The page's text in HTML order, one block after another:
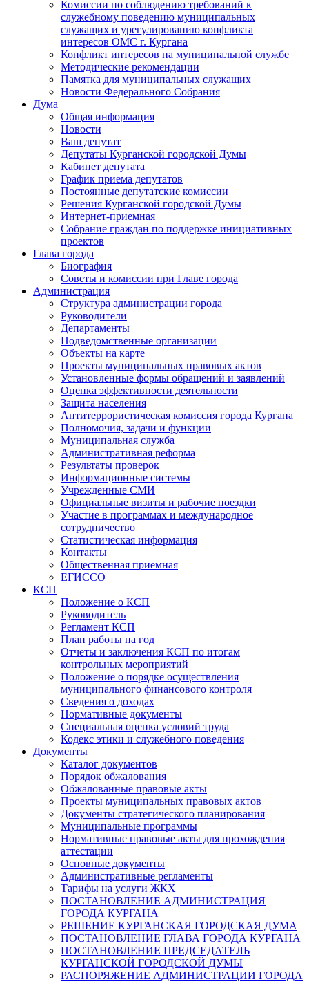
Комиссии по соблюдению требований к
служебному поведению муниципальных
служащих и урегулированию конфликта
интересов ОМС г. Кургана
Конфликт интересов на муниципальной службе
Методические рекомендации
Памятка для муниципальных служащих
Новости Федерального Cобрания
Дума
Общая информация
Новости
Ваш депутат
Депутаты Курганской городской Думы
Кабинет депутата
График приема депутатов
Постоянные депутатские комиссии
Решения Курганской городской Думы
Интернет-приемная
Собрание граждан по поддержке инициативных
проектов
Глава города
Биография
Советы и комиссии при Главе города
Администрация
Структура администрации города
Руководители
Департаменты
Подведомственные организации
Объекты на карте
Проекты муниципальных правовых актов
Установленные формы обращений и заявлений
Оценка эффективности деятельности
Защита населения
Антитеррористическая комиссия города Кургана
Полномочия, задачи и функции
Муниципальная служба
Административная реформа
Результаты проверок
Информационные системы
Учрежденные СМИ
Официальные визиты и рабочие поездки
Участие в программах и международное
сотрудничество
Статистическая информация
Контакты
Общественная приемная
ЕГИССО
КСП
Положение о КСП
Руководитель
Регламент КСП
План работы на год
Отчеты и заключения КСП по итогам
контрольных мероприятий
Положение о порядке осуществления
муниципального финансового контроля
Сведения о доходах
Нормативные документы
Специальная оценка условий труда
Кодекс этики и служебного поведения
Документы
Каталог документов
Порядок обжалования
Обжалованные правовые акты
Проекты муниципальных правовых актов
Документы стратегического планирования
Муниципальные программы
Нормативные правовые акты для прохождения
аттестации
Основные документы
Административные регламенты
Тарифы на услуги ЖКХ
ПОСТАНОВЛЕНИЕ АДМИНИСТРАЦИЯ
ГОРОДА КУРГАНА
РЕШЕНИЕ КУРГАНСКАЯ ГОРОДСКАЯ ДУМА
ПОСТАНОВЛЕНИЕ ГЛАВА ГОРОДА КУРГАНА
ПОСТАНОВЛЕНИЕ ПРЕДСЕДАТЕЛЬ
КУРГАНСКОЙ ГОРОДСКОЙ ДУМЫ
РАСПОРЯЖЕНИЕ АДМИНИСТРАЦИИ ГОРОДА